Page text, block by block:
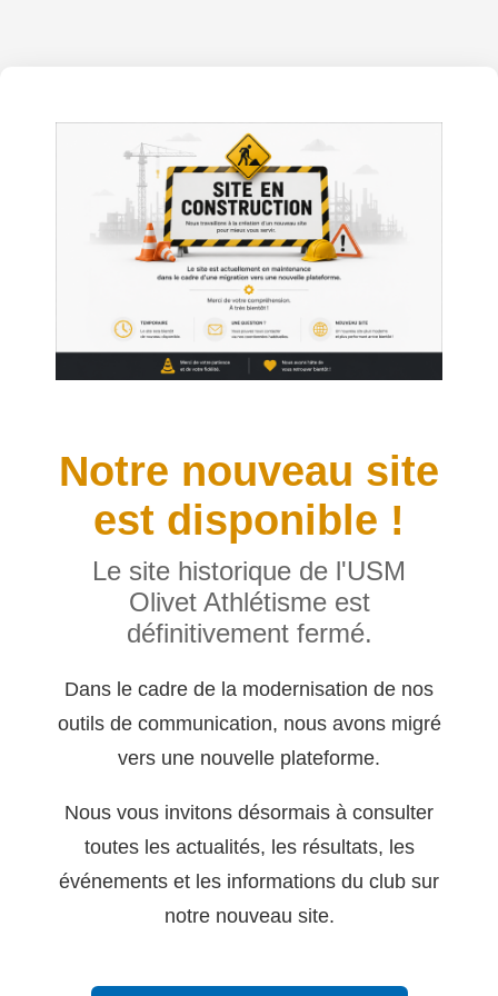
Notre nouveau site
est disponible !
Le site historique de l'USM
Olivet Athlétisme est
définitivement fermé.
Dans le cadre de la modernisation de nos
outils de communication, nous avons migré
vers une nouvelle plateforme.
Nous vous invitons désormais à consulter
toutes les actualités, les résultats, les
événements et les informations du club sur
notre nouveau site.